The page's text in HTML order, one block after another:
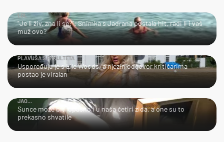
LOL
"Je li živ, zna li se?": Snimka s Jadrana postala hit, radi li i vaš
muž ovo?
PLAVUŠA S FAKULTETA
Uspoređuju je s Elle Woods, a njezin odgovor kritičarima
postao je viralan
JAO...
Sunce može biti opasno i u naša četiri zida, a one su to
prekasno shvatile